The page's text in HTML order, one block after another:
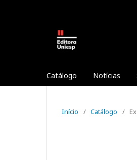
Catálogo Notícias
Início / Catálogo /